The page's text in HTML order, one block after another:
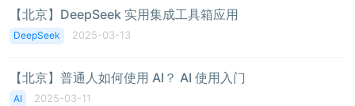
【北京】DeepSeek 实用集成工具箱应用
DeepSeek 2025-03-13
【北京】普通人如何使用 AI？ AI 使用入门
AI 2025-03-11